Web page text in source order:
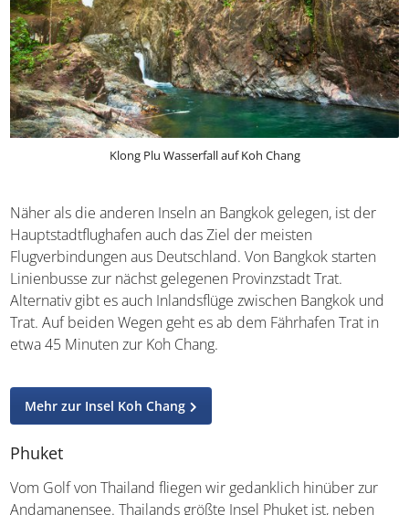
Klong Plu Wasserfall auf Koh Chang
Näher als die anderen Inseln an Bangkok gelegen, ist der
Flugverbindungen aus Deutschland. Von Bangkok starten
Linienbusse zur nächst gelegenen Provinzstadt Trat.
Trat. Auf beiden Wegen geht es ab dem Fährhafen Trat in
etwa 45 Minuten zur Koh Chang.